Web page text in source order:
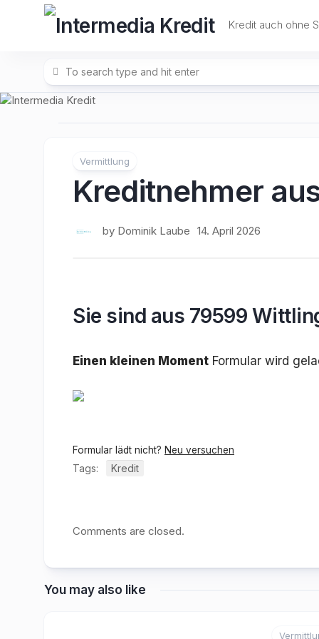
Kredit auch ohne
Vermittlung
Kreditnehmer
by Dominik Laube 14. April 2026
Sie sind aus 79599
Einen kleinen Moment Formular wird
Formular lädt nicht? Neu versuchen
Tags: Kredit
Comments are closed.
You may also like